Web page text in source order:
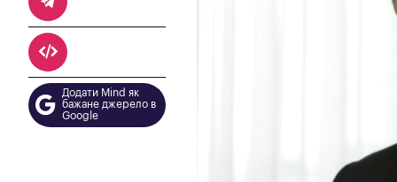
Додати Mind як
бажане джерело в
Google